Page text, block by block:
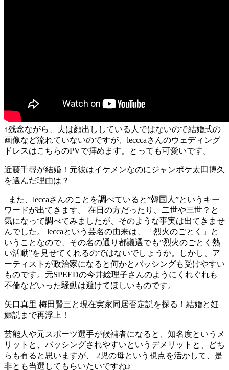
↑残念ながら、夫は顔出ししている人ではないので結婚式の
画像など流れていないのですが、lecccaさんのウェディング
ドレスはこちらのPVで拝めます。とっても可愛いです。
近藤千尋が結婚！元彼はイケメンなのにジャンポケ太田博久
を選んだ理由は？
また、leccaさんのことを調べていると”韓国人”というキー
ワードが出てきます。 在日の方だったり、二世や三世？と
気になって調べてみましたが、そのような事実は出てきませ
んでした。 leccaという芸名の由来は、「烈火のごとく」と
いうことなので、その名の通り都議選でも”烈火のごとく熱
い活動”を見せてくれるのではないでしょうか。しかし、ア
ーティストが政治家になると何かとバッシングも受けやすい
ものです。元SPEEDの今井絵理子さんのようにくれぐれも
不倫などいった騒動は避けてほしいものです。
矢口真里 梅田賢三と現在実家同居否定説を探る！結婚と妊
娠説まで再浮上！
芸能人や元スポーツ選手が候補者になると、知名度というメ
リットと、バッシングされやすいというデメリットと、どち
らも有ると思いますが、 2児の母という視点を活かして、是
非とも当選してもらいたいですね♪